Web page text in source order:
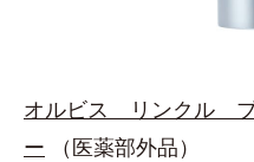
オルビス リンクル
ー （医薬部外品）